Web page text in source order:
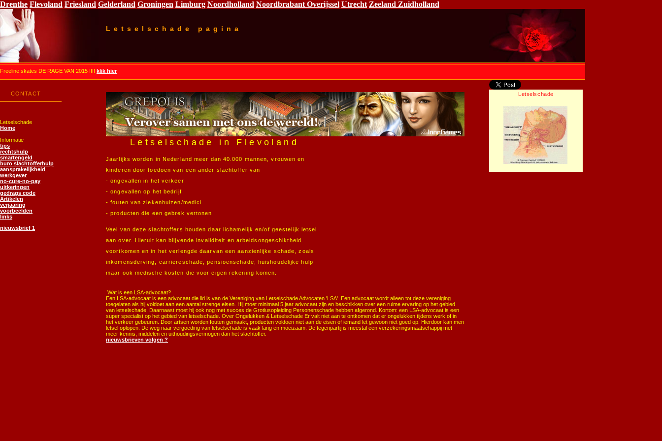
Drenthe Flevoland Friesland Gelderland Groningen Limburg Noordholland Noordbrabant Overijssel Utrecht Zeeland Zuidholland
Letselschade pagina
Freeline skates DE RAGE VAN 2015 !!!! klik hier
CONTACT
Letselschade
Home
Informatie
tips
rechtshulp
smartengeld
buro slachtofferhulp
aansprakelijkheid
werkgever
no-cure-no-pay
uitkeringen
gedrags code
Artikelen
verjaaring
voorbeelden
links
nieuwsbrief 1
Letselschade in Flevoland
Jaarlijks worden in Nederland meer dan 40.000 mannen, vrouwen en
kinderen door toedoen van een ander slachtoffer van
- ongevallen in het verkeer
- ongevallen op het bedrijf
- fouten van ziekenhuizen/medici
- producten die een gebrek vertonen
Veel van deze slachtoffers houden daar lichamelijk en/of geestelijk letsel
aan over. Hieruit kan blijvende invaliditeit en arbeidsongeschiktheid
voortkomen en in het verlengde daarvan een aanzienlijke schade, zoals
inkomensderving, carriereschade, pensioenschade, huishoudelijke hulp
maar ook medische kosten die voor eigen rekening komen.
Wat is een LSA-advocaat?
Een LSA-advocaat is een advocaat die lid is van de Vereniging van Letselschade Advocaten 'LSA'. Een advocaat wordt alleen tot deze vereniging
toegelaten als hij voldoet aan een aantal strenge eisen. Hij moet minimaal 5 jaar advocaat zijn en beschikken over een ruime ervaring op het gebied
van letselschade. Daarnaast moet hij ook nog met succes de Grotiusopleiding Personenschade hebben afgerond. Kortom: een LSA-advocaat is een
super specialist op het gebied van letselschade. Over Ongelukken & Letselschade Er valt niet aan te ontkomen dat er ongelukken tijdens werk of in
het verkeer gebeuren. Door artsen worden fouten gemaakt, producten voldoen niet aan de eisen of iemand let gewoon niet goed op. Hierdoor kan men
letsel oplopen. De weg naar vergoeding van letselschade is vaak lang en moeizaam. De tegenpartij is meestal een verzekeringsmaatschappij met
meer kennis, middelen en uithoudingsvermogen dan het slachtoffer.
Letselschade
nieuwsbrieven volgen ?